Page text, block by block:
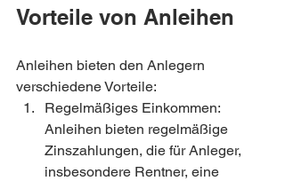
Vorteile von Anleihen
Anleihen bieten den Anlegern
verschiedene Vorteile:
Regelmäßiges Einkommen:
Anleihen bieten regelmäßige
Zinszahlungen, die für Anleger,
insbesondere Rentner, eine